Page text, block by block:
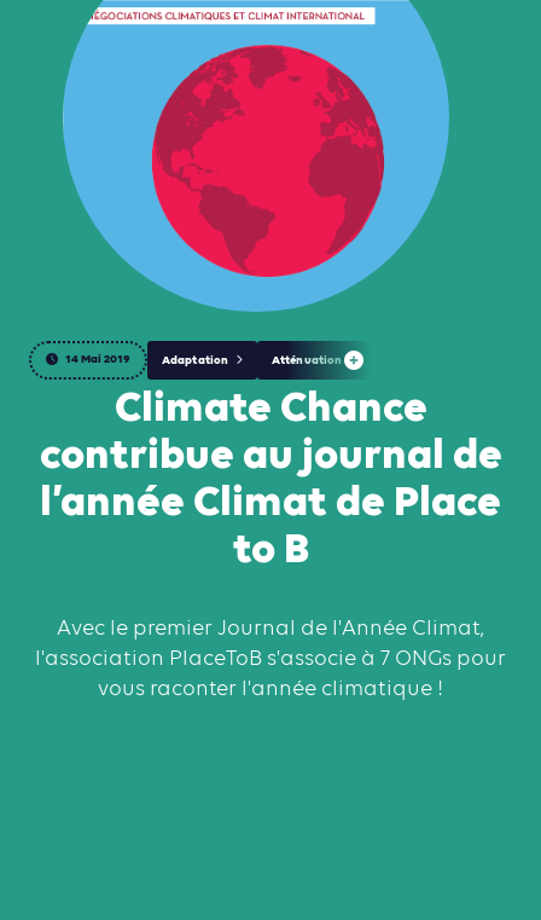
14 Mai 2019 Adaptation Atténuation
Climate Chance
contribue au journal de
l’année Climat de Place
to B
Avec le premier Journal de l'Année Climat,
l'association PlaceToB s'associe à 7 ONGs pour
vous raconter l'année climatique !